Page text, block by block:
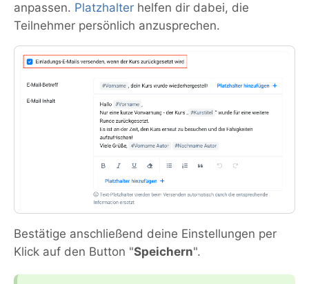
anpassen. Platzhalter helfen dir dabei, die
Teilnehmer persönlich anzusprechen.
Bestätige anschließend deine Einstellungen per
Klick auf den Button "Speichern".